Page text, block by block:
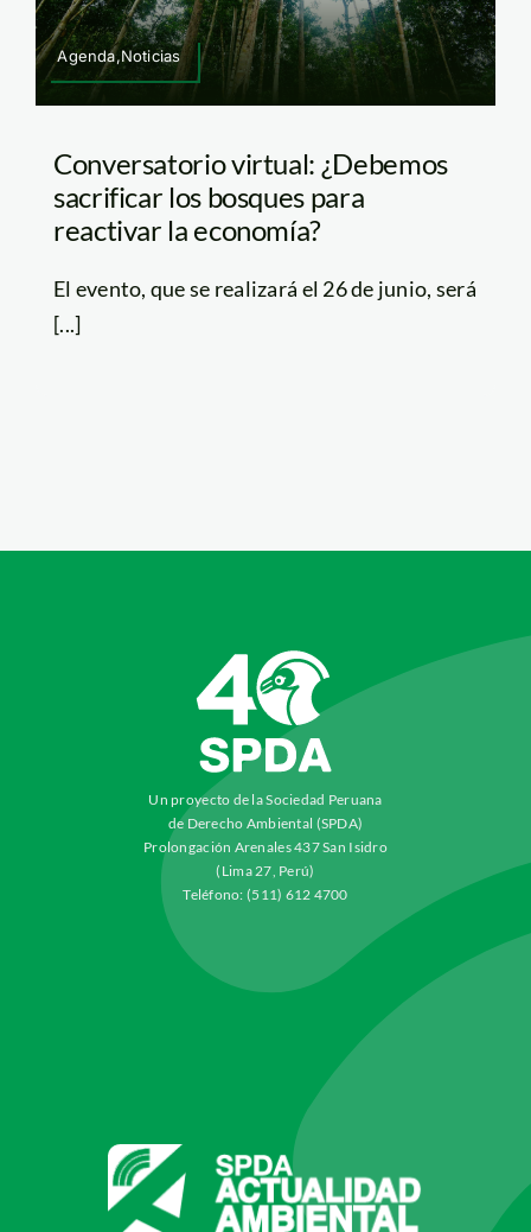
Agenda,Noticias
Conversatorio virtual: ¿Debemos
sacrificar los bosques para
reactivar la economía?
El evento, que se realizará el 26 de junio, será
[...]
Un proyecto de la Sociedad Peruana
de Derecho Ambiental (SPDA)
Prolongación Arenales 437 San Isidro
(Lima 27, Perú)
Teléfono: (511) 612 4700